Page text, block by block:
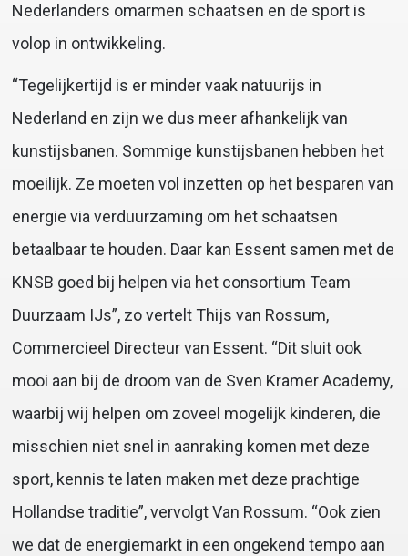
Nederlanders omarmen schaatsen en de sport is
volop in ontwikkeling.
“Tegelijkertijd is er minder vaak natuurijs in
Nederland en zijn we dus meer afhankelijk van
kunstijsbanen. Sommige kunstijsbanen hebben het
moeilijk. Ze moeten vol inzetten op het besparen van
energie via verduurzaming om het schaatsen
betaalbaar te houden. Daar kan Essent samen met de
KNSB goed bij helpen via het consortium Team
Duurzaam IJs”, zo vertelt Thijs van Rossum,
Commercieel Directeur van Essent. “Dit sluit ook
mooi aan bij de droom van de Sven Kramer Academy,
waarbij wij helpen om zoveel mogelijk kinderen, die
misschien niet snel in aanraking komen met deze
sport, kennis te laten maken met deze prachtige
Hollandse traditie”, vervolgt Van Rossum. “Ook zien
we dat de energiemarkt in een ongekend tempo aan